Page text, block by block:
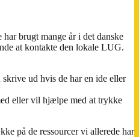
brugt mange år i det danske
at kontakte den lokale LUG.
ud hvis de har en ide eller
eller vil hjælpe med at trykke
på de ressourcer vi allerede har